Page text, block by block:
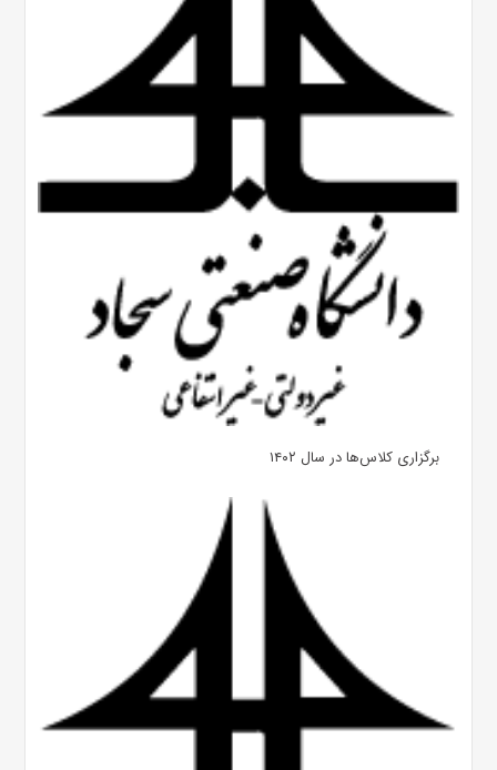
برگزاری کلاس‌ها در سال ۱۴۰۲